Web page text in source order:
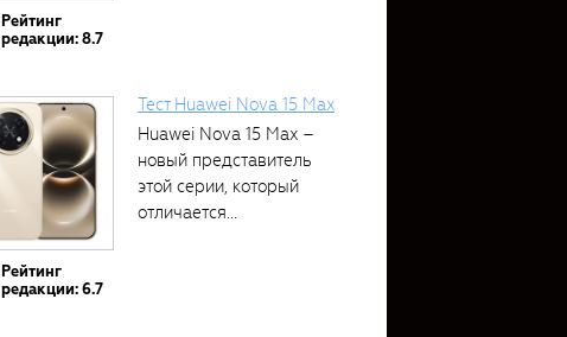
Рейтинг
редакции: 8.7
Рейтинг
редакции: 6.7
Тест Huawei Nova 15 Max
Huawei Nova 15 Max –
новый представитель
этой серии, который
отличается...